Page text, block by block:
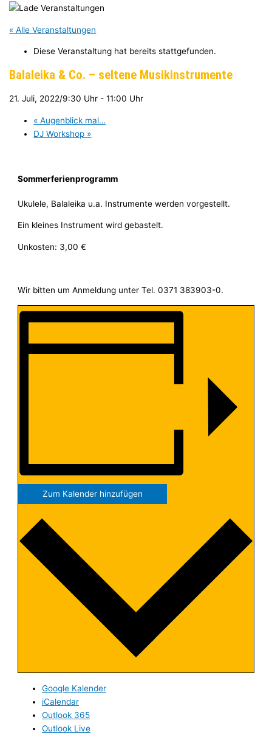
« Alle Veranstaltungen
Diese Veranstaltung hat bereits stattgefunden.
Balaleika & Co. – seltene Musikinstrumente
21. Juli, 2022/9:30 Uhr -11:00 Uhr
« Augenblick mal…
DJ Workshop »
Sommerferienprogramm
Ukulele, Balaleika u.a. Instrumente werden vorgestellt.
Ein kleines Instrument wird gebastelt.
Unkosten: 3,00 €
Wir bitten um Anmeldung unter Tel. 0371 383903-0.
Zum Kalender hinzufügen
Google Kalender
iCalendar
Outlook 365
Outlook Live